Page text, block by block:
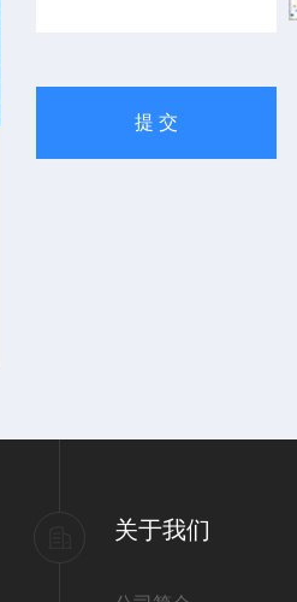
关于我们